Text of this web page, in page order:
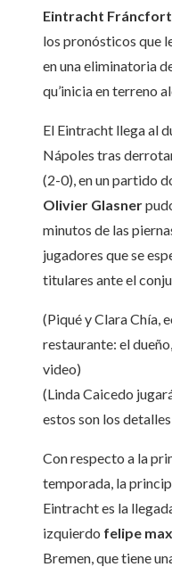
Eintracht Fráncfort
los pronósticos que
en una eliminatoria
qu’inicia en terreno
El Eintracht llega al
Nápoles tras
(2-0), en un partido
Olivier Glasner
minutos de las
jugadores que se
titulares ante el
(Piqué y Clara Chía,
restaurante: el
video)
(Linda Caicedo
estos son los
Con respecto a la
temporada, la
Eintracht es la
izquierdo felipe max
Bremen, que tiene